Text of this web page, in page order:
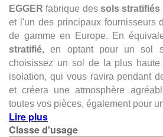
EGGER fabrique des sols stratifiés
et l'un des principaux fournisseurs
de gamme en Europe.
En
stratifié, en optant pour un sol
choisissez un sol de la plus haute
isolation, qui vous ravira pendant
et créera une atmosphère
toutes vos pièces, également pour
Lire plus
Classe d'usage